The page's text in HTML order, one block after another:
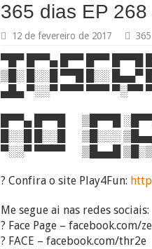
365 dias EP
12 de fevereiro de 2017
▀█▀ █▀▀▄ █▀▀ █▀▀ █▀▀█
▒█░ █░░█ ▀▀█ █░░ █▄▄▀
▄█▄ ▀░░▀ ▀▀▀ ▀▀▀ ▀░▀▀
█▀▀▄ █▀▀█ ▒█▀▀█
█░░█ █░░█ ▒█░░░
▀░░▀ ▀▀▀▀ ▒█▄▄█
? Confira o site Play4Fun:
Me segue ai nas redes sociais:
? Face Page – facebook.com/
? FACE – facebook.com/thr2e